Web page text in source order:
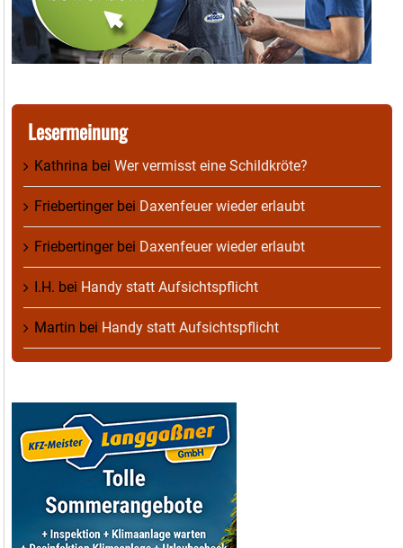
Lesermeinung
Kathrina bei Wer vermisst eine Schildkröte?
Friebertingerbei Daxenfeuer wieder erlaubt
Friebertingerbei Daxenfeuer wieder erlaubt
I.H. bei Handy statt Aufsichtspflicht
Martin bei Handy statt Aufsichtspflicht